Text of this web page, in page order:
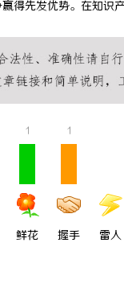
得先发优势。在知
1
鲜花
1
握手 雷人